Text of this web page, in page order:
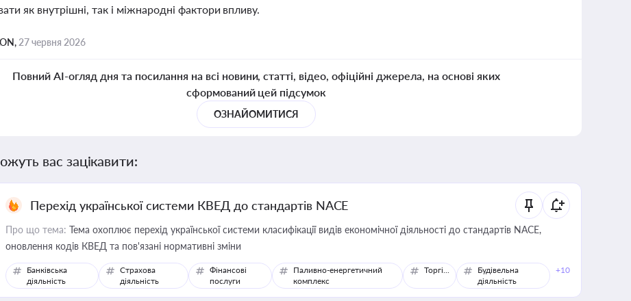
як внутрішні, так і міжнародні фактори впливу.
27 червня 2026
Повний AI-огляд дня та посилання на всі новини, статті, відео, офіційні джерела, на основі яких
сформований цей підсумок
ОЗНАЙОМИТИСЯ
вас зацікавити:
Перехід української системи КВЕД до стандартів NACE
Про що тема: Тема охоплює перехід української системи класифікації видів економічної діяльності до стандартів NACE,
оновлення кодів КВЕД та пов'язані нормативні зміни
Банківська
діяльність
Страхова
діяльність
Фінансові
послуги
Паливно-енергетичний
комплекс
Торгівля
Будівельна
діяльність
+10